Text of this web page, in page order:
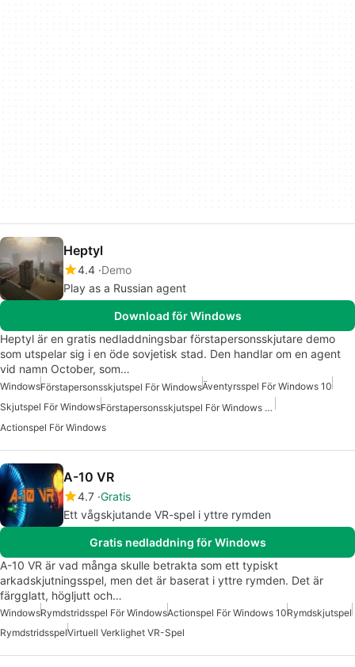
Heptyl
4.4 Demo
Play as a Russian agent
Download för Windows
Heptyl är en gratis nedladdningsbar förstapersonsskjutare demo
som utspelar sig i en öde sovjetisk stad. Den handlar om en agent
vid namn October, som…
WindowsFörstapersonsskjutspel För WindowsÄventyrsspel För Windows 10
Skjutspel För Windows
Förstapersonsskjutspel För Windows 10
Actionspel För Windows
A-10 VR
4.7 Gratis
Ett vågskjutande VR-spel i yttre rymden
Gratis nedladdning för Windows
A-10 VR är vad många skulle betrakta som ett typiskt
arkadskjutningsspel, men det är baserat i yttre rymden. Det är
färgglatt, högljutt och…
WindowsRymdstridsspel För WindowsActionspel För Windows 10Rymdskjutspel
RymdstridsspelVirtuell Verklighet VR-Spel